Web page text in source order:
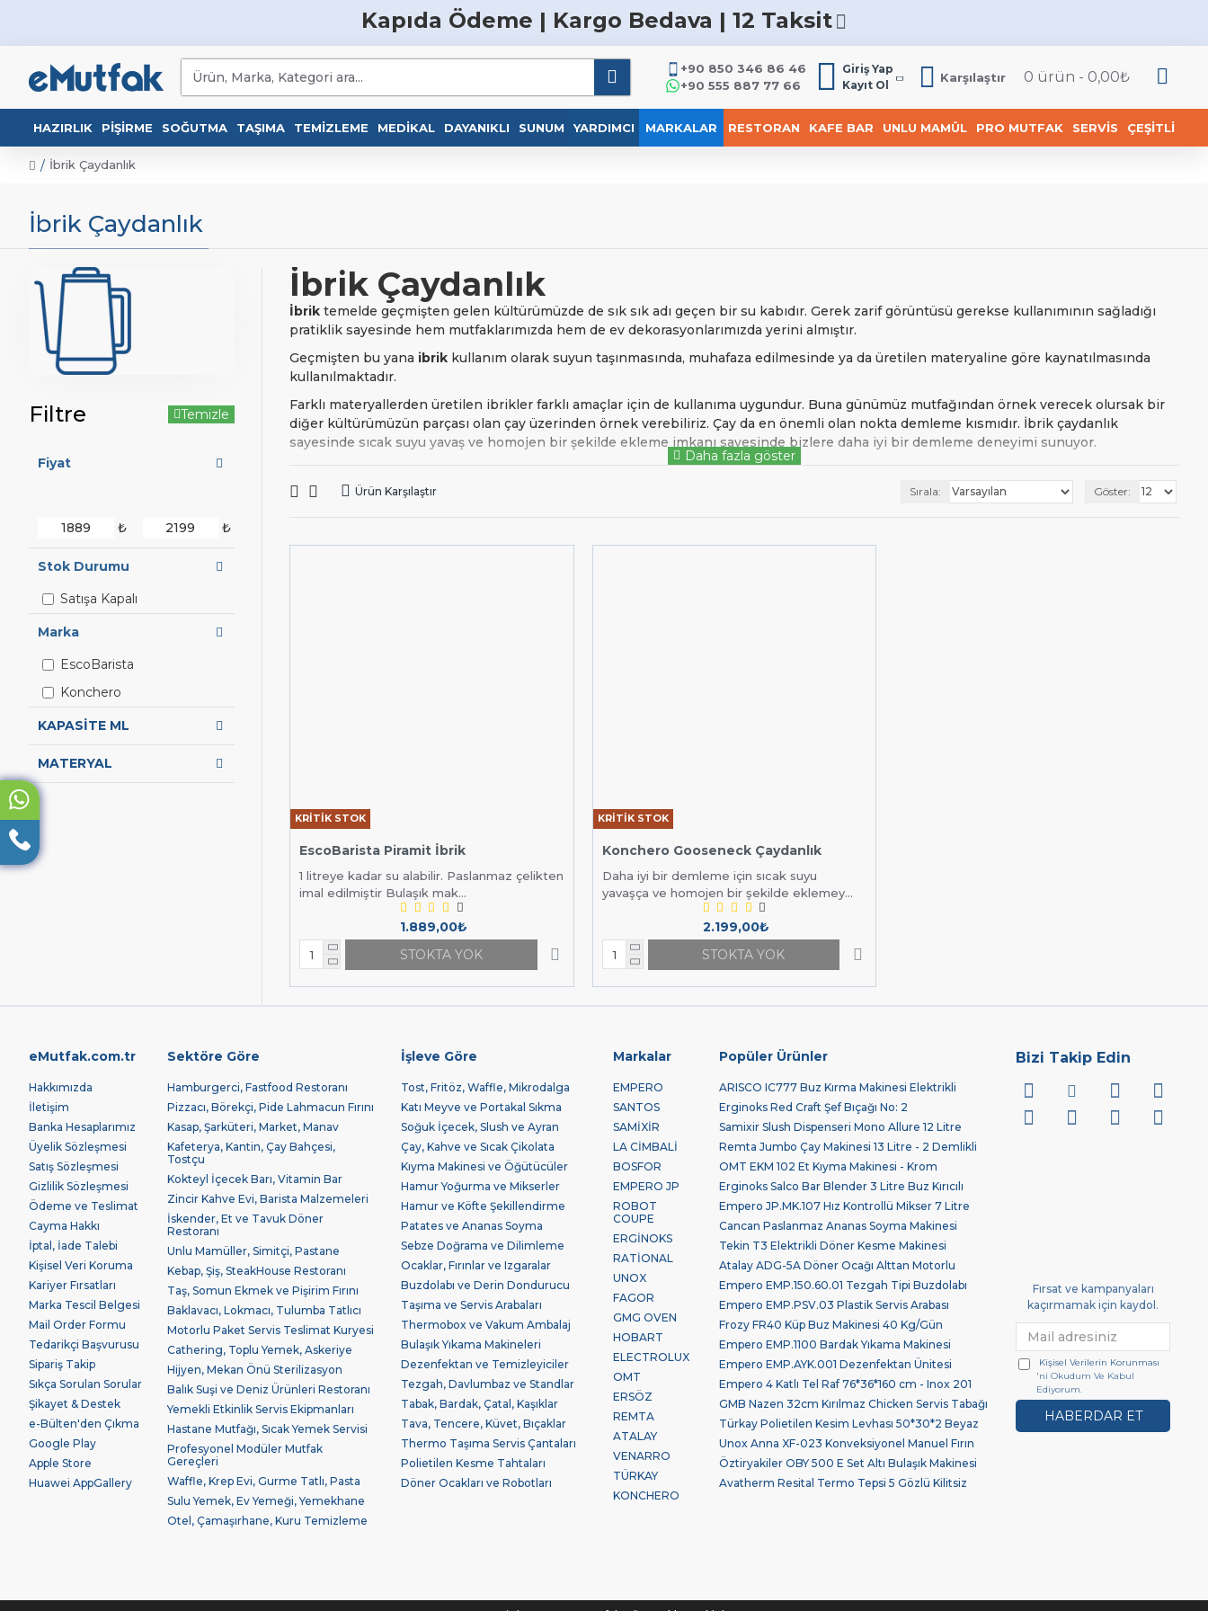
Kapıda Ödeme | Kargo Bedava | 12 Taksit
+90 850 346 86 46
+90 555 887 77 66
Giriş Yap
Kayıt Ol
Karşılaştır 0 ürün - 0,00₺
HAZIRLIK PIŞIRME SOĞUTMA TAŞIMA TEMIZLEME MEDIKAL DAYANIKLI SUNUM YARDIMCI MARKALAR RESTORAN KAFE BAR UNLU MAMÜL PRO MUTFAK SERVIS ÇEŞITLI
İbrik Çaydanlık
İbrik Çaydanlık
Filtre Temizle
Fiyat
₺ ₺
Marka
EscoBarista
Konchero
KAPASİTE ML
MATERYAL
Stok Durumu
Satışa Kapalı
İbrik Çaydanlık
İbrik temelde geçmişten gelen kültürümüzde de sık sık adı geçen bir su kabıdır. Gerek zarif görüntüsü gerekse kullanımının sağladığı
pratiklik sayesinde hem mutfaklarımızda hem de ev dekorasyonlarımızda yerini almıştır.
Geçmişten bu yana ibrik kullanım olarak suyun taşınmasında, muhafaza edilmesinde ya da üretilen materyaline göre kaynatılmasında
kullanılmaktadır.
Farklı materyallerden üretilen ibrikler farklı amaçlar için de kullanıma uygundur. Buna günümüz mutfağından örnek verecek olursak bir
diğer kültürümüzün parçası olan çay üzerinden örnek verebiliriz. Çay da en önemli olan nokta demleme kısmıdır. İbrik çaydanlık
sayesinde sıcak suyu yavaş ve homojen bir şekilde ekleme imkanı sayesinde bizlere daha iyi bir demleme deneyimi sunuyor.
Bir diğer örneği ise kahve için verebiliriz. Şuanda da oldukça popüler olan 3.nesil kahve demleme ekipmanlarından biri olan
mükemmel kahveyi hazırlamanızda en büyük yardımcılarınızdan biri olacaktır. Piramit ibrik olarak da adlandırılan ibrik çeşidi elektrikli,
gazlı, indüksiyonlu tüm tipte ocaklar için kullanıma uygundur. Bulaşık makinesinde kullanıma uygun olan ibriğin temizlenmesi de oldukça
Ürün Karşılaştır Sırala: Göster:
KRİTİK STOK
EscoBarista Piramit İbrik
1 litreye kadar su alabilir. Paslanmaz çelikten
imal edilmiştir Bulaşık mak...
1.889,00₺
STOKTA YOK
KRİTİK STOK
Konchero Gooseneck Çaydanlık
Daha iyi bir demleme için sıcak suyu
yavaşça ve homojen bir şekilde eklemey...
2.199,00₺
STOKTA YOK
eMutfak.com.tr
Hakkımızda
İletişim
Banka Hesaplarımız
Üyelik Sözleşmesi
Satış Sözleşmesi
Gizlilik Sözleşmesi
Ödeme ve Teslimat
Cayma Hakkı
İptal, İade Talebi
Kişisel Veri Koruma
Kariyer Fırsatları
Marka Tescil Belgesi
Mail Order Formu
Tedarikçi Başvurusu
Sipariş Takip
Sıkça Sorulan Sorular
Şikayet & Destek
e-Bülten'den Çıkma
Google Play
Apple Store
Huawei AppGallery
Sektöre Göre
Hamburgerci, Fastfood Restoranı
Pizzacı, Börekçi, Pide Lahmacun Fırını
Kasap, Şarküteri, Market, Manav
Kafeterya, Kantin, Çay Bahçesi,
Tostçu
Kokteyl İçecek Barı, Vitamin Bar
Zincir Kahve Evi, Barista Malzemeleri
İskender, Et ve Tavuk Döner
Restoranı
Unlu Mamüller, Simitçi, Pastane
Kebap, Şiş, SteakHouse Restoranı
Taş, Somun Ekmek ve Pişirim Fırını
Baklavacı, Lokmacı, Tulumba Tatlıcı
Motorlu Paket Servis Teslimat Kuryesi
Cathering, Toplu Yemek, Askeriye
Hijyen, Mekan Önü Sterilizasyon
Balık Suşi ve Deniz Ürünleri Restoranı
Yemekli Etkinlik Servis Ekipmanları
Hastane Mutfağı, Sıcak Yemek Servisi
Profesyonel Modüler Mutfak
Gereçleri
Waffle, Krep Evi, Gurme Tatlı, Pasta
Sulu Yemek, Ev Yemeği, Yemekhane
Otel, Çamaşırhane, Kuru Temizleme
İşleve Göre
Tost, Fritöz, Waffle, Mikrodalga
Katı Meyve ve Portakal Sıkma
Soğuk İçecek, Slush ve Ayran
Çay, Kahve ve Sıcak Çikolata
Kıyma Makinesi ve Öğütücüler
Hamur Yoğurma ve Mikserler
Hamur ve Köfte Şekillendirme
Patates ve Ananas Soyma
Sebze Doğrama ve Dilimleme
Ocaklar, Fırınlar ve Izgaralar
Buzdolabı ve Derin Dondurucu
Taşıma ve Servis Arabaları
Thermobox ve Vakum Ambalaj
Bulaşık Yıkama Makineleri
Dezenfektan ve Temizleyiciler
Tezgah, Davlumbaz ve Standlar
Tabak, Bardak, Çatal, Kaşıklar
Tava, Tencere, Küvet, Bıçaklar
Thermo Taşıma Servis Çantaları
Polietilen Kesme Tahtaları
Döner Ocakları ve Robotları
Markalar
EMPERO
SANTOS
SAMİXİR
LA CİMBALİ
BOSFOR
EMPERO JP
ROBOT
COUPE
ERGİNOKS
RATİONAL
UNOX
FAGOR
GMG OVEN
HOBART
ELECTROLUX
OMT
ERSÖZ
REMTA
ATALAY
VENARRO
TÜRKAY
KONCHERO
Popüler Ürünler
ARISCO IC777 Buz Kırma Makinesi Elektrikli
Erginoks Red Craft Şef Bıçağı No: 2
Samixir Slush Dispenseri Mono Allure 12 Litre
Remta Jumbo Çay Makinesi 13 Litre - 2 Demlikli
OMT EKM 102 Et Kıyma Makinesi - Krom
Erginoks Salco Bar Blender 3 Litre Buz Kırıcılı
Empero JP.MK.107 Hız Kontrollü Mikser 7 Litre
Cancan Paslanmaz Ananas Soyma Makinesi
Tekin T3 Elektrikli Döner Kesme Makinesi
Atalay ADG-5A Döner Ocağı Alttan Motorlu
Empero EMP.150.60.01 Tezgah Tipi Buzdolabı
Empero EMP.PSV.03 Plastik Servis Arabası
Frozy FR40 Küp Buz Makinesi 40 Kg/Gün
Empero EMP.1100 Bardak Yıkama Makinesi
Empero EMP.AYK.001 Dezenfektan Ünitesi
Empero 4 Katlı Tel Raf 76*36*160 cm - Inox 201
GMB Nazen 32cm Kırılmaz Chicken Servis Tabağı
Türkay Polietilen Kesim Levhası 50*30*2 Beyaz
Unox Anna XF-023 Konveksiyonel Manuel Fırın
Öztiryakiler OBY 500 E Set Altı Bulaşık Makinesi
Avatherm Resital Termo Tepsi 5 Gözlü Kilitsiz
Bizi Takip Edin
Fırsat ve kampanyaları
kaçırmamak için kaydol.
HABERDAR ET
Kişisel Verilerin Korunması
'ni Okudum Ve Kabul
Ediyorum.